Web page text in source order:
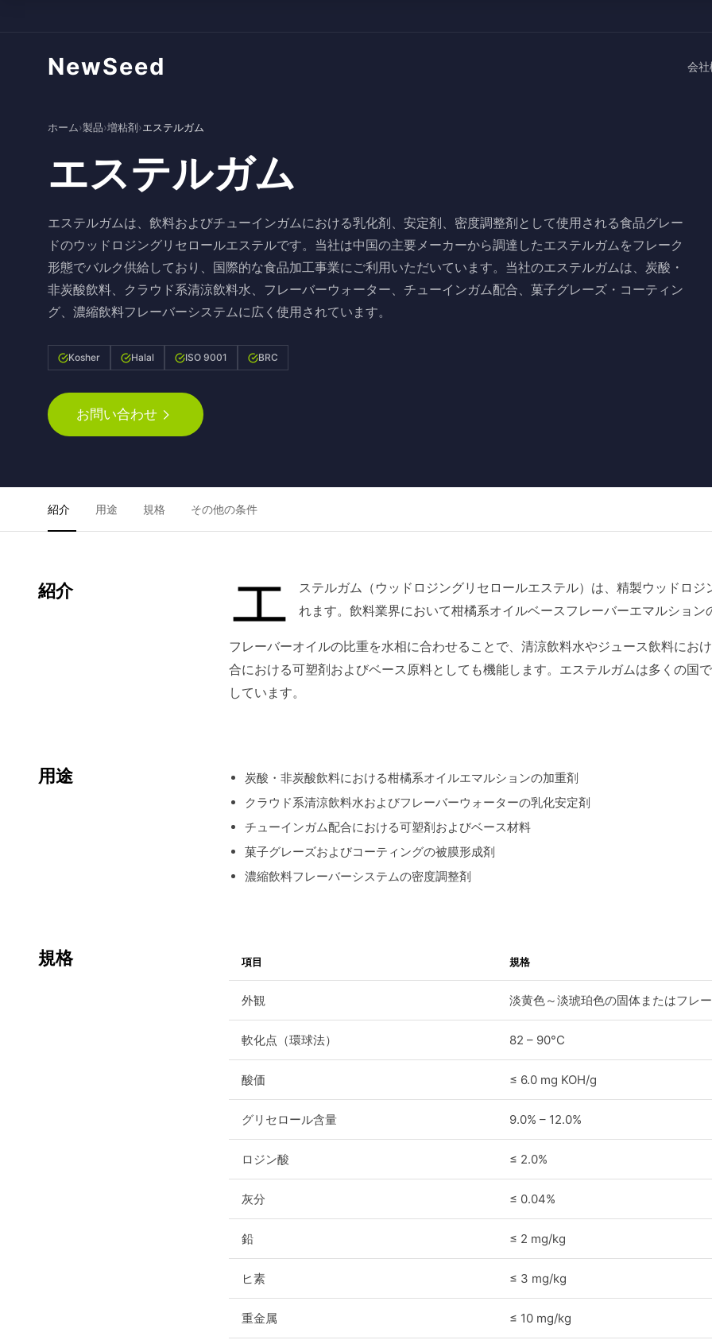
NewSeed 会
ホーム›製品›増粘剤›エステルガム
エステルガム
エステルガムは、飲料およびチューインガムにおける乳化剤、安定剤、密度調整剤として使用される食品グレー
ドのウッドロジングリセロールエステルです。当社は中国の主要メーカーから調達したエステルガムをフレーク
形態でバルク供給しており、国際的な食品加工事業にご利用いただいています。当社のエステルガムは、炭酸・
非炭酸飲料、クラウド系清涼飲料水、フレーバーウォーター、チューインガム配合、菓子グレーズ・コーティン
グ、濃縮飲料フレーバーシステムに広く使用されています。
Kosher Halal ISO 9001 BRC
お問い合わせ
紹介 用途 規格 その他の条件
紹介 エ
ステルガム（ウッドロジングリセロールエステル）は、精製ウッドロ
れます。飲料業界において柑橘系オイルベースフレーバーエマルショ
フレーバーオイルの比重を水相に合わせることで、清涼飲料水やジュース飲料にお
合における可塑剤およびベース原料としても機能します。エステルガムは多くの国
しています。
用途
炭酸・非炭酸飲料における柑橘系オイルエマルションの加重剤
クラウド系清涼飲料水およびフレーバーウォーターの乳化安定剤
チューインガム配合における可塑剤およびベース材料
菓子グレーズおよびコーティングの被膜形成剤
濃縮飲料フレーバーシステムの密度調整剤
規格 項目 規格
外観 淡黄色～淡琥珀色の固体またはフレ
軟化点（環球法） 82 – 90°C
酸価 ≤ 6.0 mg KOH/g
グリセロール含量 9.0% – 12.0%
ロジン酸 ≤ 2.0%
灰分 ≤ 0.04%
鉛 ≤ 2 mg/kg
ヒ素 ≤ 3 mg/kg
重金属 ≤ 10 mg/kg